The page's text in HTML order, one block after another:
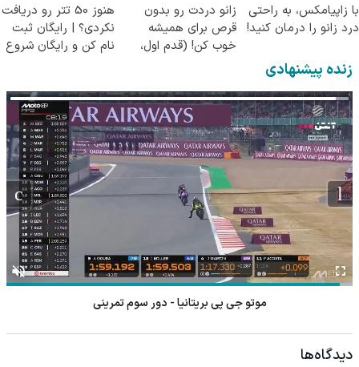
با زاپیامکس، به راحتی
درد زانو را درمان کنید!
زانو دردت رو بدون
قرص برای همیشه
خوب کن! (قدم اول،
هنوز 50 تتر رو دریافت
نکردی؟ | رایگان ثبت
نام کن و رایگان شروع
زنده پیشنهادی
موتو جی پی بریتانیا - دور سوم تمرینی
دیدگاه‌ها